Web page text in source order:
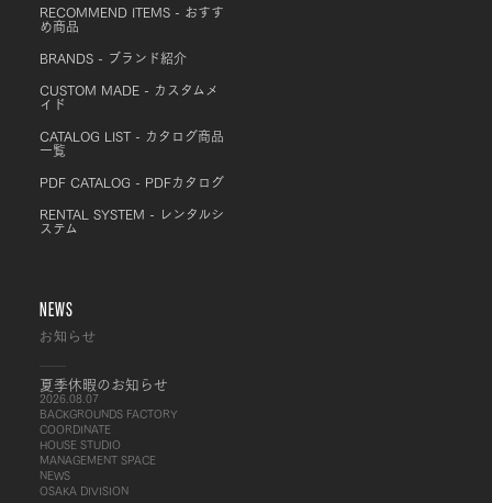
RECOMMEND ITEMS - おすす
め商品
BRANDS - ブランド紹介
CUSTOM MADE - カスタムメ
イド
CATALOG LIST - カタログ商品
一覧
PDF CATALOG - PDFカタログ
RENTAL SYSTEM - レンタルシ
ステム
NEWS
お知らせ
夏季休暇のお知らせ
2026.08.07
BACKGROUNDS FACTORY
COORDINATE
HOUSE STUDIO
MANAGEMENT SPACE
NEWS
OSAKA DIVISION